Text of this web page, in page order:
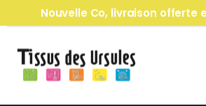
Nouvelle Co, livraison offerte